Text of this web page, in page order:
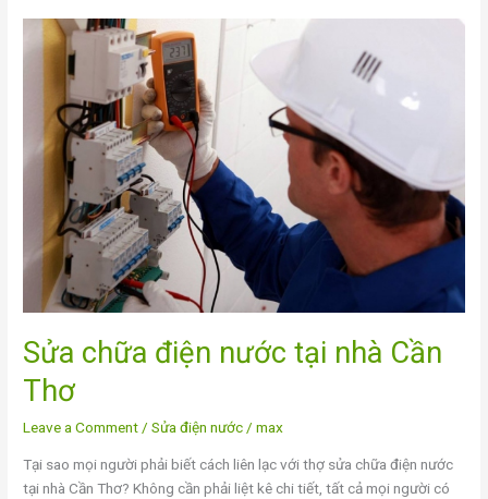
Sửa chữa điện nước tại nhà Cần
Thơ
Leave a Comment /Sửa điện nước /max
Tại sao mọi người phải biết cách liên lạc với thợ sửa chữa điện nước
tại nhà Cần Thơ? Không cần phải liệt kê chi tiết, tất cả mọi người có
nhà